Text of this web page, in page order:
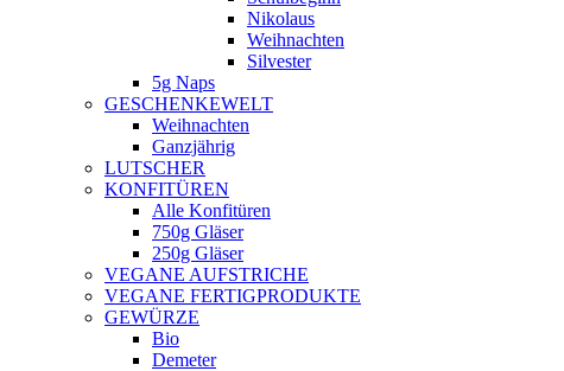
Nikolaus
Weihnachten
Silvester
5g Naps
GESCHENKEWELT
Weihnachten
Ganzjährig
LUTSCHER
KONFITÜREN
Alle Konfitüren
750g Gläser
250g Gläser
VEGANE AUFSTRICHE
VEGANE FERTIGPRODUKTE
GEWÜRZE
Bio
Demeter